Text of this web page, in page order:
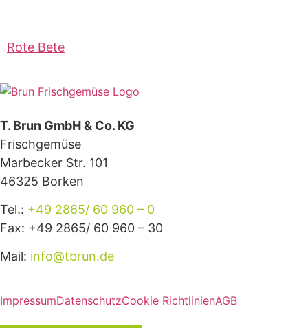
Rote Bete
T. Brun GmbH & Co. KG
Frischgemüse
Marbecker Str. 101
46325 Borken
Tel.: +49 2865/ 60 960 – 0
Fax: +49 2865/ 60 960 – 30
Mail: info@tbrun.de
ImpressumDatenschutzCookie RichtlinienAGB